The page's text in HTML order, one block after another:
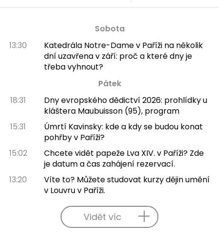
Sobota
13:30
Katedrála Notre-Dame v Paříži na několik
dní uzavřena v září: proč a které dny je
třeba vyhnout?
Pátek
18:31
Dny evropského dědictví 2026: prohlídky u
kláštera Maubuisson (95), program
15:31
Úmrtí Kavinsky: kde a kdy se budou konat
pohřby v Paříži?
15:02
Chcete vidět papeže Lva XIV. v Paříži? Zde
je datum a čas zahájení rezervací.
13:20
Víte to? Můžete studovat kurzy dějin umění
v Louvru v Paříži.
Vidět víc